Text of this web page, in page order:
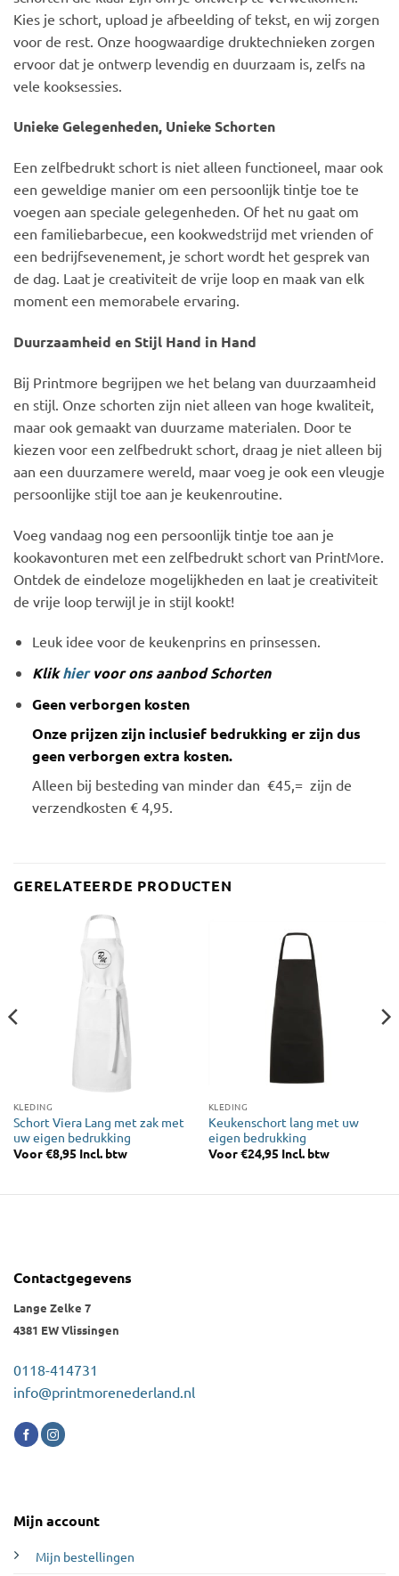
Kies je schort, upload je afbeelding of tekst, en wij zorgen
voor de rest. Onze hoogwaardige druktechnieken zorgen
ervoor dat je ontwerp levendig en duurzaam is, zelfs na
vele kooksessies.
Unieke Gelegenheden, Unieke Schorten
Een zelfbedrukt schort is niet alleen functioneel, maar ook
een geweldige manier om een persoonlijk tintje toe te
voegen aan speciale gelegenheden. Of het nu gaat om
een familiebarbecue, een kookwedstrijd met vrienden of
een bedrijfsevenement, je schort wordt het gesprek van
de dag. Laat je creativiteit de vrije loop en maak van elk
moment een memorabele ervaring.
Duurzaamheid en Stijl Hand in Hand
Bij Printmore begrijpen we het belang van duurzaamheid
en stijl. Onze schorten zijn niet alleen van hoge kwaliteit,
maar ook gemaakt van duurzame materialen. Door te
kiezen voor een zelfbedrukt schort, draag je niet alleen bij
aan een duurzamere wereld, maar voeg je ook een vleugje
persoonlijke stijl toe aan je keukenroutine.
Voeg vandaag nog een persoonlijk tintje toe aan je
kookavonturen met een zelfbedrukt schort van PrintMore.
Ontdek de eindeloze mogelijkheden en laat je creativiteit
de vrije loop terwijl je in stijl kookt!
Leuk idee voor de keukenprins en prinsessen.
Klikhiervoor ons aanbod Schorten
Geen verborgen kosten
Onze prijzen zijn inclusief bedrukking er zijn dus
geen verborgen extra kosten.
Alleen bij besteding van minder dan €45,= zijn de
verzendkosten € 4,95.
GERELATEERDE PRODUCTEN
KLEDING
Schort Viera Lang met zak met
uw eigen bedrukking
Voor€8,95 Incl. btw
KLEDING
Keukenschort lang met uw
eigen bedrukking
Voor€24,95 Incl. btw
Contactgegevens
Lange Zelke 7
4381 EW Vlissingen
0118-414731
info@printmorenederland.nl
Mijn account
Mijn bestellingen